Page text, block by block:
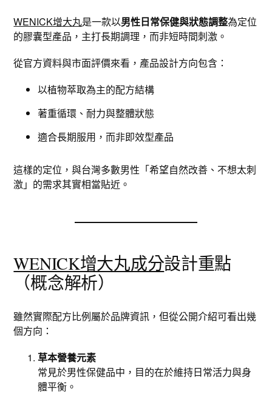
WENICK增大丸是一款以男性日常保健與狀態調整為定位
的膠囊型產品，主打長期調理，而非短時間刺激。
從官方資料與市面評價來看，產品設計方向包含：
以植物萃取為主的配方結構
著重循環、耐力與整體狀態
適合長期服用，而非即效型產品
這樣的定位，與台灣多數男性「希望自然改善、不想太刺
激」的需求其實相當貼近。
WENICK增大丸成分設計重點
（概念解析）
雖然實際配方比例屬於品牌資訊，但從公開介紹可看出幾
個方向：
草本營養元素
常見於男性保健品中，目的在於維持日常活力與身
體平衡。